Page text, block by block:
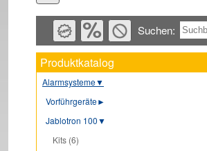
Suchen:
Produktkatalog
Alarmsysteme▼
Vorführgeräte►
Jablotron 100▼
Kits (6)